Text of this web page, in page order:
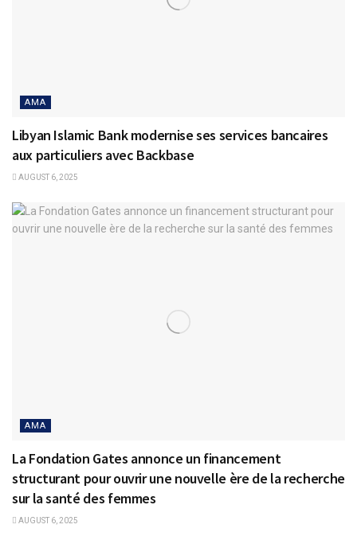
AMA
Libyan Islamic Bank modernise ses services bancaires
aux particuliers avec Backbase
AUGUST 6, 2025
AMA
La Fondation Gates annonce un financement
structurant pour ouvrir une nouvelle ère de la recherche
sur la santé des femmes
AUGUST 6, 2025